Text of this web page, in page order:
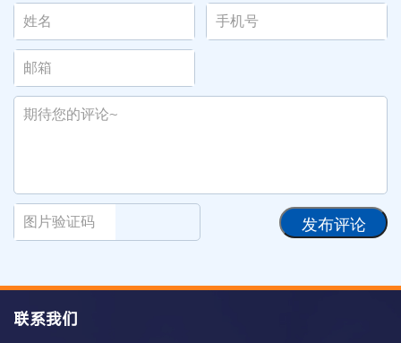
发布评论
联系我们